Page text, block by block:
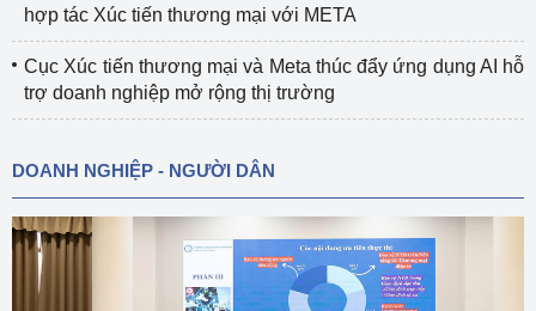
hợp tác Xúc tiến thương mại với META
Cục Xúc tiến thương mại và Meta thúc đẩy ứng dụng AI hỗ
trợ doanh nghiệp mở rộng thị trường
DOANH NGHIỆP - NGƯỜI DÂN